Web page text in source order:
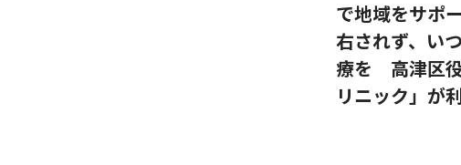
で地域をサポ
右されず、い
療を 高津区
リニック」が